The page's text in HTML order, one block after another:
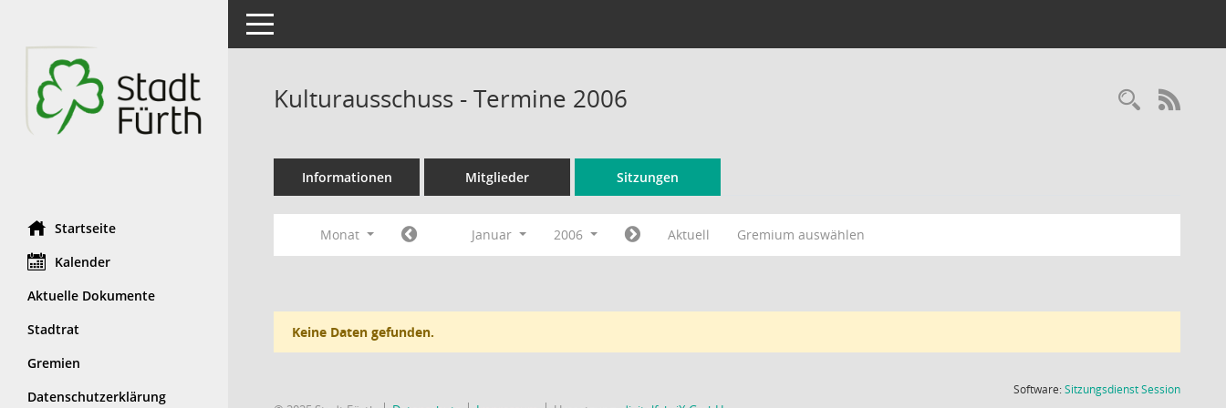
Startseite
Kalender
Aktuelle Dokumente
Stadtrat
Gremien
Datenschutzerklärung
Toggle navigation
Kulturausschuss - Termine 2006
Informationen Mitglieder Sitzungen
Monat Januar 2006 Aktuell Gremium auswählen
Keine Daten gefunden.
Software:SitzungsdienstSession(Wird in